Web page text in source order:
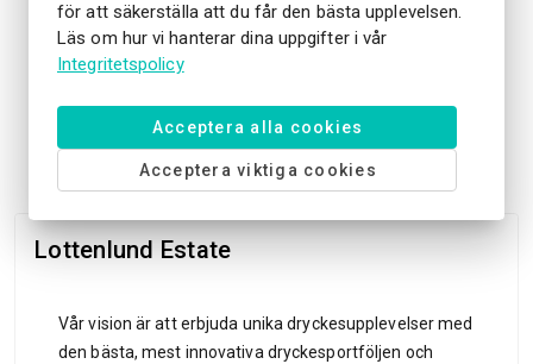
Lottenlund Estate
Vår vision är att erbjuda unika dryckesupplevelser med
den bästa, mest innovativa dryckesportföljen och
för att säkerställa att du får den bästa upplevelsen.
Läs om hur vi hanterar dina uppgifter i vår
Integritetspolicy
Acceptera alla cookies
Acceptera viktiga cookies